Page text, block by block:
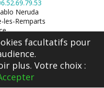
Neruda
les-Remparts
facultatifs pour
plus. Votre choix :